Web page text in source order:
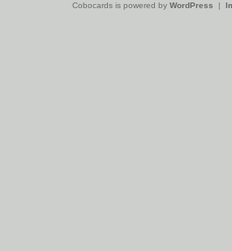
Cobocards is powered by WordPress |